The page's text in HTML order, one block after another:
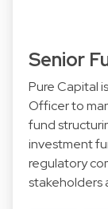
Senior
Pure Capital
Officer to
fund
investment
regulatory
stakeholders